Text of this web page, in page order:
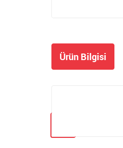
Ürün Bilgisi